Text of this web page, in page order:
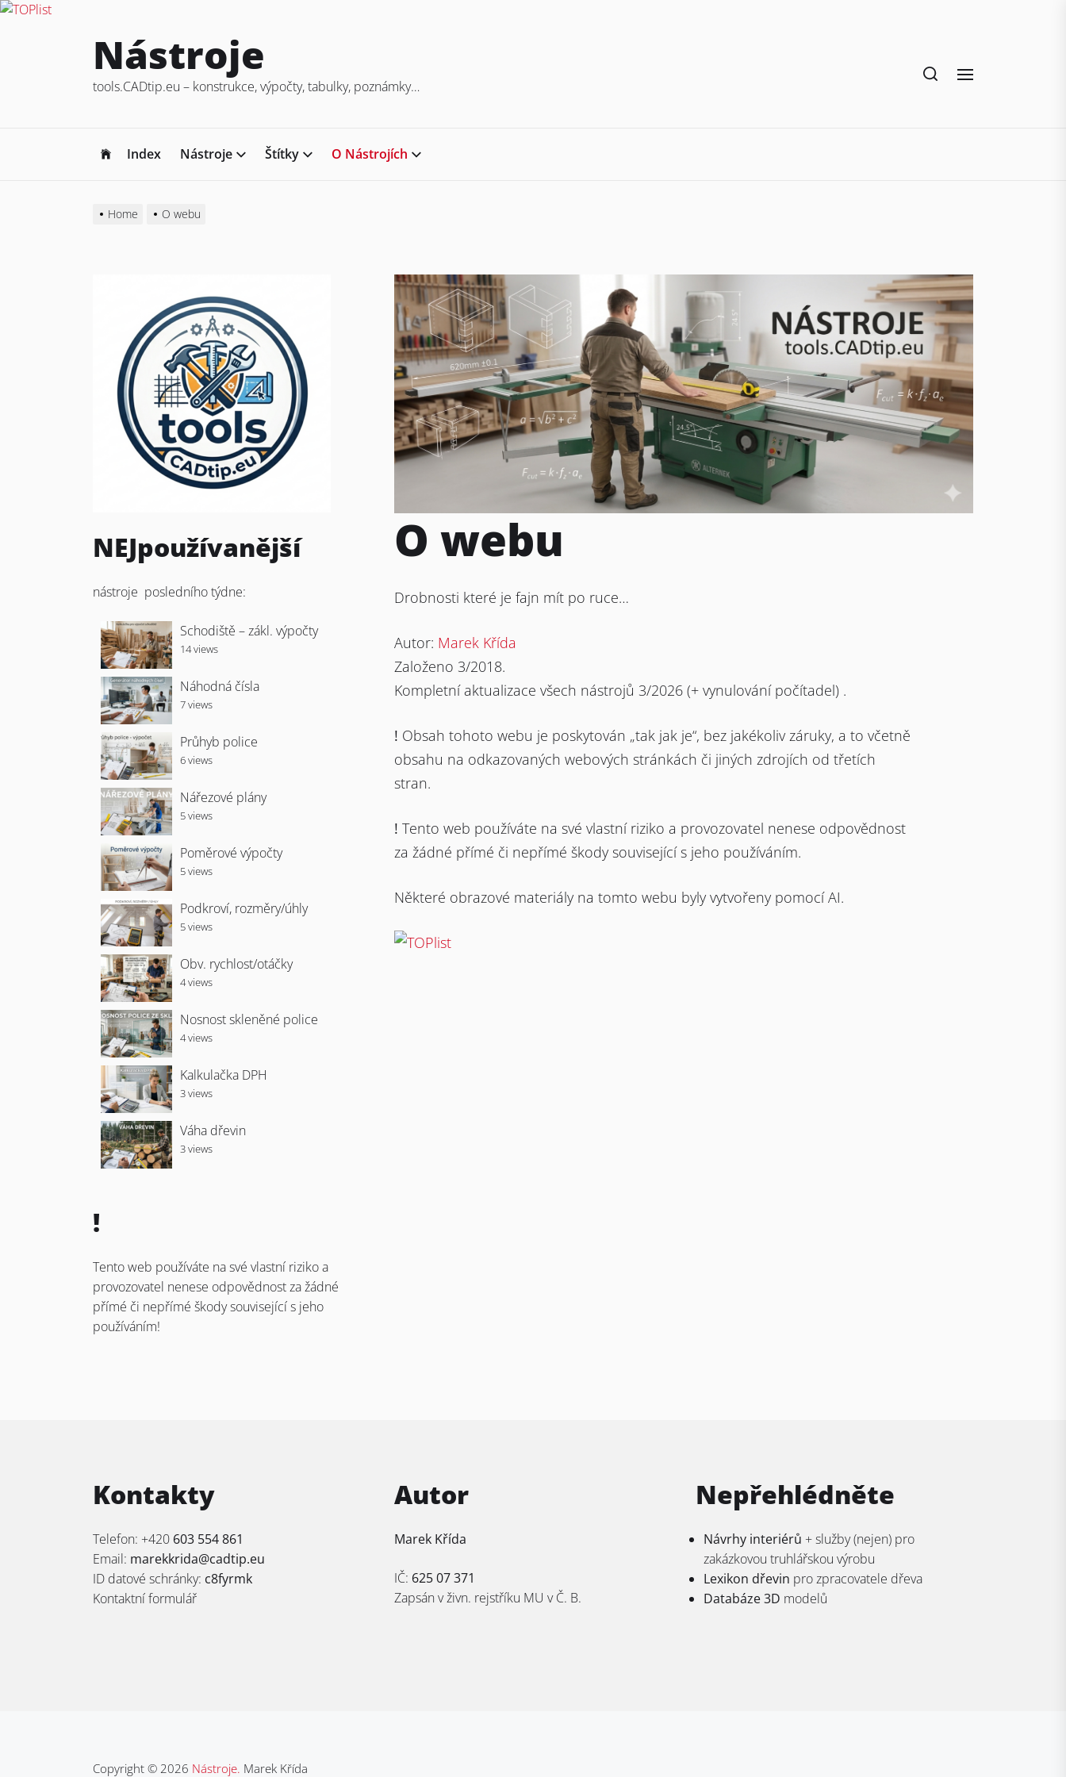
Nástroje
tools.CADtip.eu – konstrukce, výpočty, tabulky, poznámky…
Index Nástroje Štítky O Nástrojích
Home O webu
O webu
Drobnosti které je fajn mít po ruce…
Autor: Marek Křída
Založeno 3/2018.
Kompletní aktualizace všech nástrojů 3/2026 (+ vynulování počítadel) .
! Obsah tohoto webu je poskytován „tak jak je“, bez jakékoliv záruky, a to včetně
obsahu na odkazovaných webových stránkách či jiných zdrojích od třetích
stran.
! Tento web používáte na své vlastní riziko a provozovatel nenese odpovědnost
za žádné přímé či nepřímé škody související s jeho používáním.
Některé obrazové materiály na tomto webu byly vytvořeny pomocí AI.
NEJpoužívanější
nástroje posledního týdne:
Schodiště – zákl. výpočty
14 views
Náhodná čísla
7 views
Průhyb police
6 views
Nářezové plány
5 views
Poměrové výpočty
5 views
Podkroví, rozměry/úhly
5 views
Obv. rychlost/otáčky
4 views
Nosnost skleněné police
4 views
Kalkulačka DPH
3 views
Váha dřevin
3 views
!
Tento web používáte na své vlastní riziko a
provozovatel nenese odpovědnost za žádné
přímé či nepřímé škody související s jeho
používáním!
Kontakty
Telefon: +420 603 554 861
Email: marekkrida@cadtip.eu
ID datové schránky: c8fyrmk
Kontaktní formulář
Autor
Marek Křída
IČ: 625 07 371
Zapsán v živn. rejstříku MU v Č. B.
Nepřehlédněte
Návrhy interiérů + služby (nejen) pro
zakázkovou truhlářskou výrobu
Lexikon dřevin pro zpracovatele dřeva
Databáze 3D modelů
Copyright © 2026 Nástroje. Marek Křída